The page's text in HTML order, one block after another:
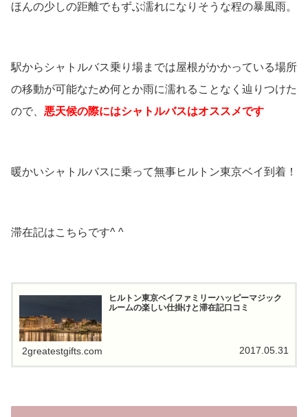
ほんの少しの距離でもずぶ濡れになりそうな程の暴風雨。
駅からシャトルバス乗り場までは屋根がかかっている場所
の移動が可能なため何とか雨に濡れることなく辿りつけた
ので、 悪天候の際にはシャトルバスはオススメです
暖かいシャトルバスに乗って無事ヒルトン東京ベイ到着！
滞在記はこちらです^ ^
ヒルトン東京ベイファミリーハッピーマジック
ルームの楽しい仕掛けと滞在記口コミ
2greatestgifts.com 2017.05.31